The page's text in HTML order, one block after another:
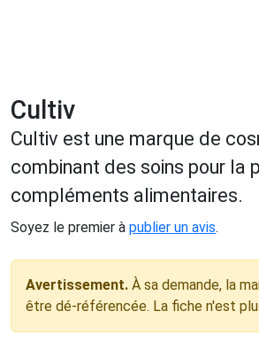
Cultiv
Cultiv est une marque de
combinant des soins pour la
compléments alimentaires.
Soyez le premier à publier un avis.
Avertissement. À sa demande, la
être dé-référencée. La fiche n'est